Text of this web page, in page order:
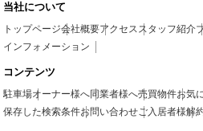
当社について
トップページ会社概要アクセススタッフ紹介
インフォメーション
コンテンツ
駐車場オーナー様へ同業者様へ売買物件お気
保存した検索条件お問い合わせご入居者様解